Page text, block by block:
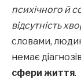
психічного й
відсутність
словами,
немає
сфери життя.